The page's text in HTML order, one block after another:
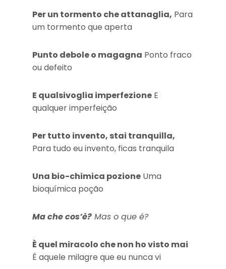
Per un tormento che attanaglia, Para
um tormento que aperta
Punto debole o magagna Ponto fraco
ou defeito
E qualsivoglia imperfezione E
qualquer imperfeição
Per tutto invento, stai tranquilla,
Para tudo eu invento, ficas tranquila
Una bio-chimica pozione Uma
bioquímica poção
Ma che cos’è? Mas o que é?
È quel miracolo che non ho visto mai
É aquele milagre que eu nunca vi